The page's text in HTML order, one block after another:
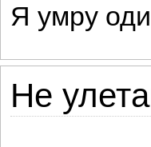
Я умру
Не